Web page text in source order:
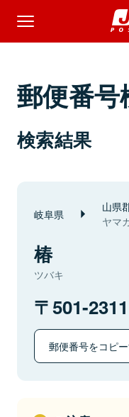
郵便番号
検索結果
岐阜県 山県
ヤマ
椿
ツバキ
501-2311
郵便番号をコピ